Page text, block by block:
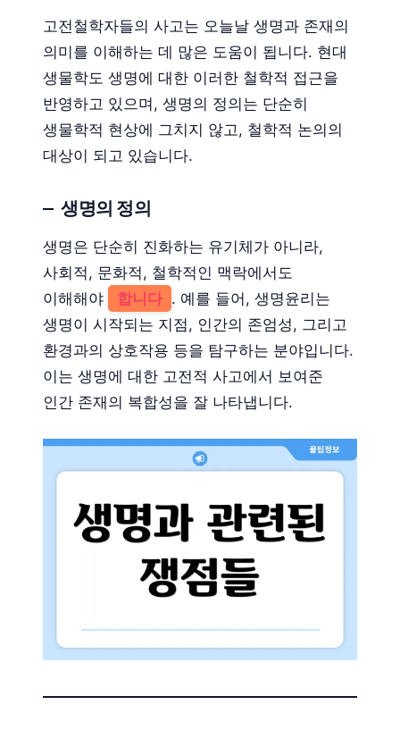
고전철학자들의 사고는 오늘날 생명과 존재의
의미를 이해하는 데 많은 도움이 됩니다. 현대
생물학도 생명에 대한 이러한 철학적 접근을
반영하고 있으며, 생명의 정의는 단순히
생물학적 현상에 그치지 않고, 철학적 논의의
대상이 되고 있습니다.
생명의 정의
생명은 단순히 진화하는 유기체가 아니라,
사회적, 문화적, 철학적인 맥락에서도
이해해야
합니다 . 예를 들어, 생명윤리는
생명이 시작되는 지점, 인간의 존엄성, 그리고
환경과의 상호작용 등을 탐구하는 분야입니다.
이는 생명에 대한 고전적 사고에서 보여준
인간 존재의 복합성을 잘 나타냅니다.